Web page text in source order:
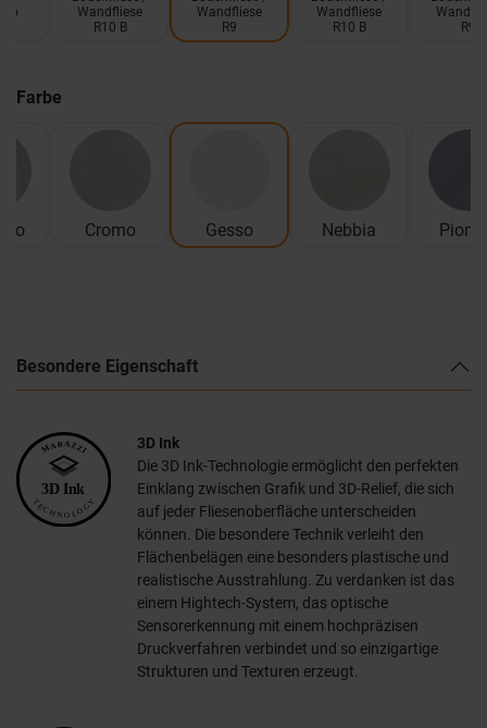
Wandfliese
R10 B
Wandfliese
R9
Wandfliese
R10 B
R9
Farbe
Cromo Gesso Nebbia
Besondere Eigenschaft
3D Ink
Die 3D Ink-Technologie ermöglicht den perfekten
Einklang zwischen Grafik und 3D-Relief, die sich
auf jeder Fliesenoberfläche unterscheiden
können. Die besondere Technik verleiht den
Flächenbelägen eine besonders plastische und
realistische Ausstrahlung. Zu verdanken ist das
einem Hightech-System, das optische
Sensorerkennung mit einem hochpräzisen
Druckverfahren verbindet und so einzigartige
Strukturen und Texturen erzeugt.